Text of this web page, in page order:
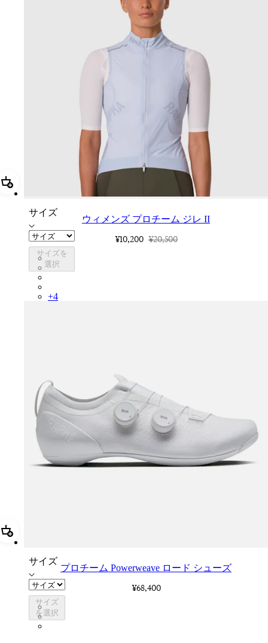
追加 ウィメンズ プロチーム ジレ II
サイズ
サイズを
選択
ウィメンズ プロチーム ジレ II
¥10,200 ¥20,500
BWH01XXAIV
BWH01XXUSV
+4
追加 プロチーム Powerweave ロード シューズ
サイズ
サイズ
を選択
プロチーム Powerweave ロード シューズ
¥68,400
BVI01XXWMC
BVI01XXBCL